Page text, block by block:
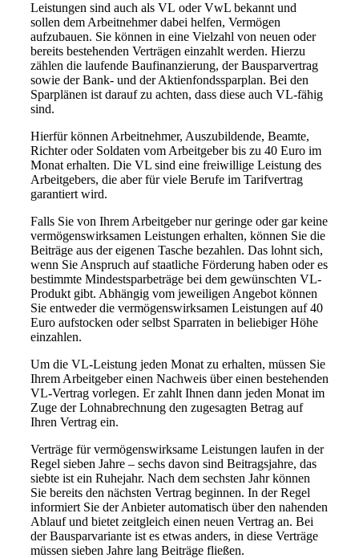
Leistungen sind auch als VL oder VwL bekannt und
sollen dem Arbeitnehmer dabei helfen, Vermögen
aufzubauen. Sie können in eine Vielzahl von neuen oder
bereits bestehenden Verträgen einzahlt werden. Hierzu
zählen die laufende Baufinanzierung, der Bausparvertrag
sowie der Bank- und der Aktienfondssparplan. Bei den
Sparplänen ist darauf zu achten, dass diese auch VL-fähig
sind.
Hierfür können Arbeitnehmer, Auszubildende, Beamte,
Richter oder Soldaten vom Arbeitgeber bis zu 40 Euro im
Monat erhalten. Die VL sind eine freiwillige Leistung des
Arbeitgebers, die aber für viele Berufe im Tarifvertrag
garantiert wird.
Falls Sie von Ihrem Arbeitgeber nur geringe oder gar keine
vermögenswirksamen Leistungen erhalten, können Sie die
Beiträge aus der eigenen Tasche bezahlen. Das lohnt sich,
wenn Sie Anspruch auf staatliche Förderung haben oder es
bestimmte Mindestsparbeträge bei dem gewünschten VL-
Produkt gibt. Abhängig vom jeweiligen Angebot können
Sie entweder die vermögenswirksamen Leistungen auf 40
Euro aufstocken oder selbst Sparraten in beliebiger Höhe
einzahlen.
Um die VL-Leistung jeden Monat zu erhalten, müssen Sie
Ihrem Arbeitgeber einen Nachweis über einen bestehenden
VL-Vertrag vorlegen. Er zahlt Ihnen dann jeden Monat im
Zuge der Lohnabrechnung den zugesagten Betrag auf
Ihren Vertrag ein.
Verträge für vermögenswirksame Leistungen laufen in der
Regel sieben Jahre – sechs davon sind Beitragsjahre, das
siebte ist ein Ruhejahr. Nach dem sechsten Jahr können
Sie bereits den nächsten Vertrag beginnen. In der Regel
informiert Sie der Anbieter automatisch über den nahenden
Ablauf und bietet zeitgleich einen neuen Vertrag an. Bei
der Bausparvariante ist es etwas anders, in diese Verträge
müssen sieben Jahre lang Beiträge fließen.